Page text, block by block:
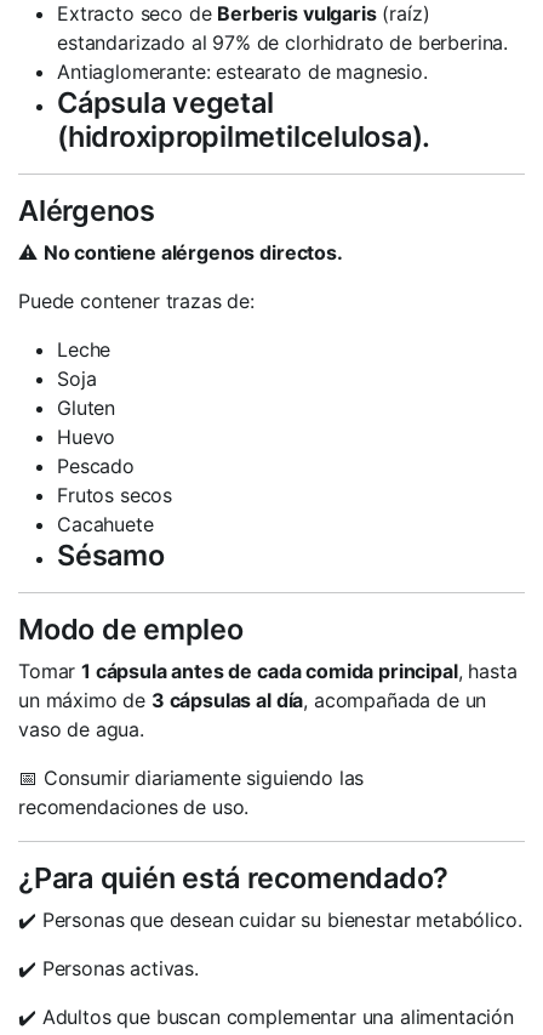
Extracto seco de Berberis vulgaris(raíz)
estandarizado al 97% de clorhidrato de berberina.
Antiaglomerante: estearato de magnesio.
Cápsula vegetal
(hidroxipropilmetilcelulosa).
Alérgenos
⚠️ No contiene alérgenos directos.
Puede contener trazas de:
Leche
Soja
Gluten
Huevo
Pescado
Frutos secos
Cacahuete
Sésamo
Modo de empleo
Tomar1 cápsula antes de cada comida principal, hasta
un máximo de 3 cápsulas al día, acompañada de un
vaso de agua.
📅 Consumir diariamente siguiendo las
recomendaciones de uso.
¿Para quién está recomendado?
✔️ Personas que desean cuidar su bienestar metabólico.
✔️ Personas activas.
✔️ Adultos que buscan complementar una alimentación